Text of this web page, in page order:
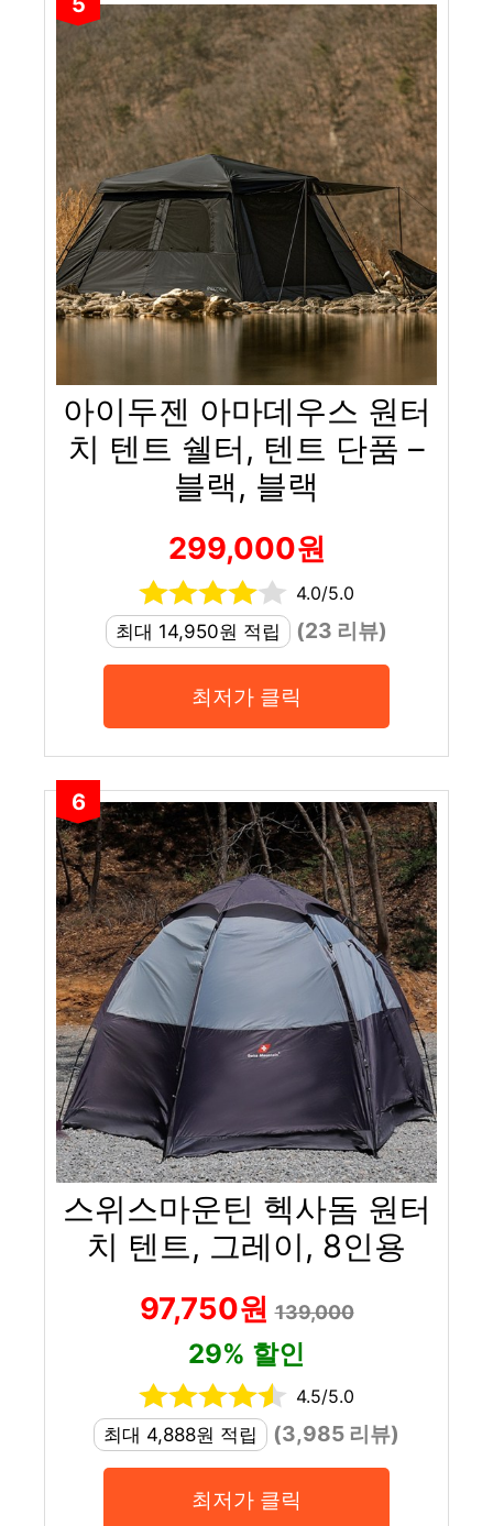
아이두젠 아마데우스 원터
치 텐트 쉘터, 텐트 단품 –
블랙, 블랙
299,000원
4.0/5.0
최대 14,950원 적립
(23 리뷰)
최저가 클릭
6
스위스마운틴 헥사돔 원터
치 텐트, 그레이, 8인용
97,750원139,000
29% 할인
4.5/5.0
최대 4,888원 적립
(3,985 리뷰)
최저가 클릭